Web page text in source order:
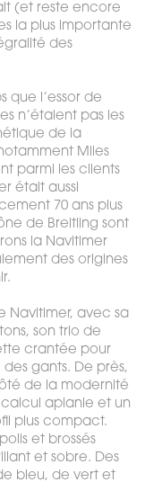
(et reste encore
la plus importante
des
que l’essor de
n’étaient pas les
de la
Miles
parmi les clients
était aussi
70 ans plus
de Breitling sont
la Navitimer
des origines
Navitimer, avec sa
son trio de
crantée pour
gants. De près,
de la modernité
aplanie et un
plus compact.
et brossés
et sobre. Des
bleu, de vert et